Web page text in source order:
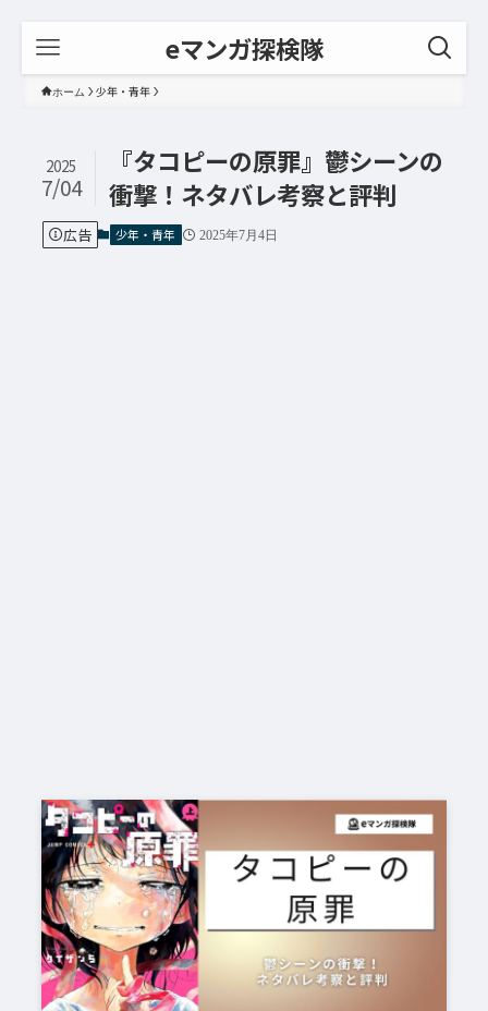
eマンガ探検隊
ホーム 少年・青年
『タコピーの原罪』鬱シーンの
衝撃！ネタバレ考察と評判
2025
7/04
広告 少年・青年 2025年7月4日